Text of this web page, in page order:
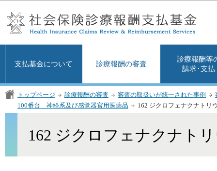
支払基金について 診療報酬の審査
診療報酬等
請求･支払
トップページ 診療報酬の審査 審査の取扱いが統一された事例
100番台 神経系及び感覚器官用医薬品
162 ジクロフェナクナトリ
162 ジクロフェナクナト